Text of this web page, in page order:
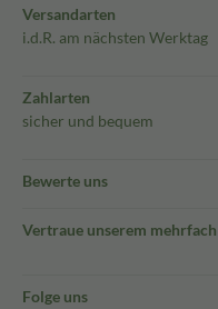
Versandarten
i.d.R. am nächsten Werktag
Zahlarten
sicher und bequem
Bewerte uns
Vertraue unserem
Folge uns